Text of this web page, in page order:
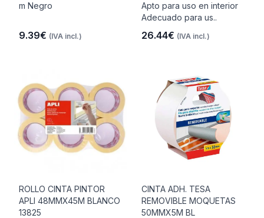
m Negro
9.39€ (IVA incl.)
Apto para uso en interior
Adecuado para us..
26.44€ (IVA incl.)
ROLLO CINTA PINTOR
APLI 48MMX45M BLANCO
13825
CINTA ADH. TESA
REMOVIBLE MOQUETAS
50MMX5M BL